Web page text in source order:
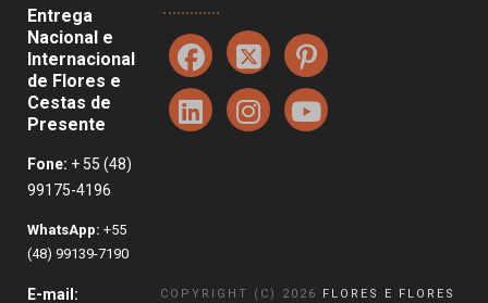
Entrega
Nacional e
Internacional
de Flores e
Cestas de
Presente
Fone: + 55 (48)
99175-4196
WhatsApp: +55
(48) 99139-7190
E-mail: COPYRIGHT (C) 2026 FLORES E FLORES